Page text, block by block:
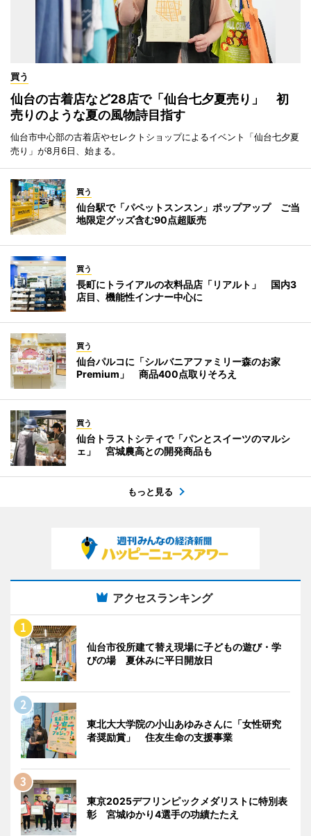
買う
仙台の古着店など28店で「仙台七夕夏売り」 初
売りのような夏の風物詩目指す
仙台市中心部の古着店やセレクトショップによるイベント「仙台七夕夏
売り」が8月6日、始まる。
買う
仙台駅で「パペットスンスン」ポップアップ ご当
地限定グッズ含む90点超販売
買う
長町にトライアルの衣料品店「リアルト」 国内3
店目、機能性インナー中心に
買う
仙台パルコに「シルバニアファミリー森のお家
Premium」 商品400点取りそろえ
買う
仙台トラストシティで「パンとスイーツのマルシ
ェ」 宮城農高との開発商品も
もっと見る
アクセスランキング
仙台市役所建て替え現場に子どもの遊び・学
びの場 夏休みに平日開放日
東北大大学院の小山あゆみさんに「女性研究
者奨励賞」 住友生命の支援事業
東京2025デフリンピックメダリストに特別表
彰 宮城ゆかり4選手の功績たたえ